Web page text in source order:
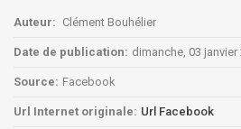
Auteur: Clément Bouhélier
Date de publication: dimanche, 03 janvier
Source: Facebook
Url Internet originale: Url Facebook